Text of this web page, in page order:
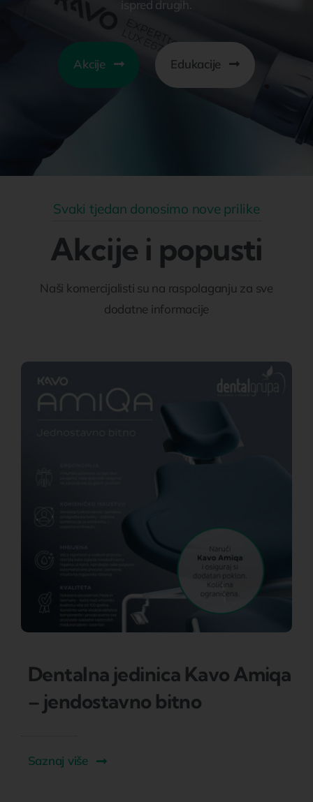
ispred drugih.
Akcije Edukacije
Svaki tjedan donosimo nove prilike
Akcije i popusti
Naši komercijalisti su na raspolaganju za sve
dodatne informacije
Dentalna jedinica Kavo Amiqa
– jendostavno bitno
Saznaj više